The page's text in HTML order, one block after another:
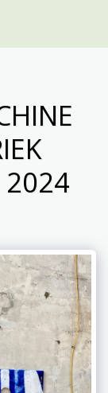
2024